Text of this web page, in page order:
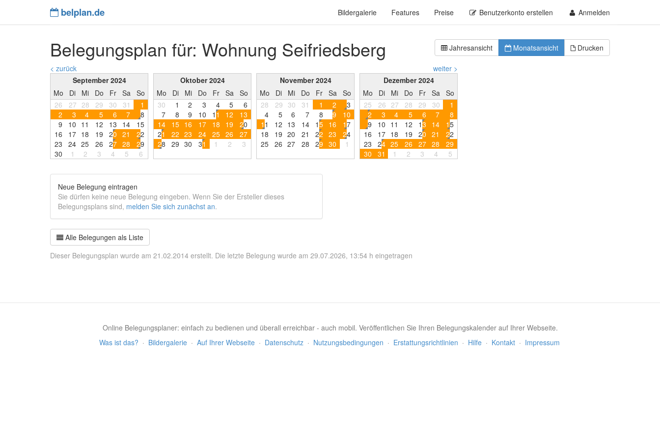
belplan.de Bildergalerie Features Preise Benutzerkonto erstellen Anmelden
Jahresansicht Monatsansicht Drucken
Belegungsplan für: Wohnung Seifriedsberg
< zurück
weiter >
September 2024
Mo
Di Mi Do Fr Sa So
26
27 28 29 30 31
1
2
3 4 5 6 7
8
9
10 1 1 12 13 14 15
16 17 18 19 20 21 22
23 24 25 26 27 28 29
30 1 2 3 4 5 6
Oktober 2024
Mo
Di Mi Do Fr Sa So
30
1 2 3 4 5
6
7
8 9 10 11 12 13
14 15 16 17 18 19 20
21 22 23 24 25 26 27
28 29 30 31 1 2 3
November 2024
Mo
Di Mi Do Fr Sa So
28
29 30 31 1 2
3
4
5 6 7 8 9 10
11 12 13 14 15 16 17
18 19 20 21 22 23 24
25 26 27 28 29 30 1
Dezember 2024
Mo
Di Mi Do Fr Sa So
25
26 27 28 29 30
1
2
3 4 5 6 7
8
9
10 1 1 12 13 14 15
16 17 18 19 20 21 22
23 24 25 26 27 28 29
30 31 1 2 3 4 5
Neue Belegung eintragen
Sie dürfen keine neue Belegung eingeben. Wenn Sie der Ersteller dieses
Belegungsplans sind, melden Sie sich zunächst an.
Alle Belegungen als Liste
Dieser Belegungsplan wurde am 21.02.2014 erstellt. Die letzte Belegung wurde am 29.07.2026, 13:54 h eingetragen
Online Belegungsplaner: einfach zu bedienen und überall erreichbar - auch mobil. Veröffentlichen Sie Ihren Belegungskalender auf Ihrer Webseite.
Was ist das? · Bildergalerie · Auf Ihrer Webseite · Datenschutz · Nutzungsbedingungen · Erstattungsrichtlinien · Hilfe · Kontakt · Impressum